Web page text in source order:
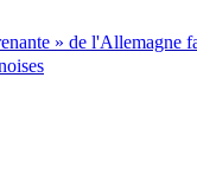
» de l'Allemagne